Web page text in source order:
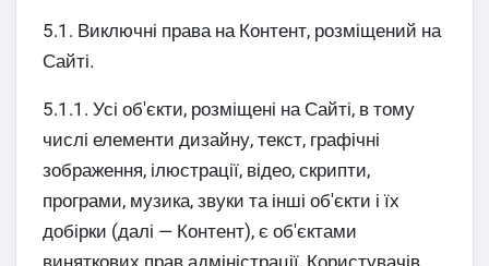
5.1. Виключні права на Контент, розміщений на
Сайті.
5.1.1. Усі об'єкти, розміщені на Сайті, в тому
числі елементи дизайну, текст, графічні
зображення, ілюстрації, відео, скрипти,
програми, музика, звуки та інші об'єкти і їх
добірки (далі — Контент), є об'єктами
виняткових прав адміністрації, Користувачів